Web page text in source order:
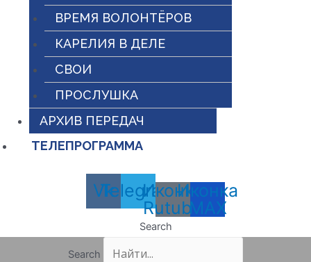
ВРЕМЯ ВОЛОНТЁРОВ
КАРЕЛИЯ В ДЕЛЕ
СВОИ
ПРОСЛУШКА
АРХИВ ПЕРЕДАЧ
ТЕЛЕПРОГРАММА
Vk
Telegram
Иконка
Rutube
Иконка
MAX
Search
Search